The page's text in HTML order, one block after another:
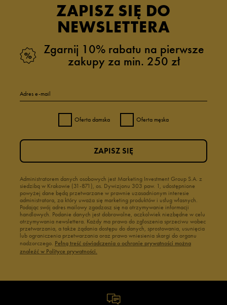
ZAPISZ SIĘ DO
NEWSLETTERA
Zgarnij 10% rabatu na pierwsze
zakupy za min. 250 zł
Adres e-mail
Oferta damska Oferta męska
Administratorem danych osobowych jest Marketing Investment Group S.A. z
siedzibą w Krakowie (31-871), os. Dywizjonu 303 paw. 1, udostępnione
powyżej dane będą przetwarzane w prawnie uzasadnionym interesie
administratora, za który uważa się marketing produktów i usług własnych.
Podając swój adres mailowy zgadzasz się na otrzymywanie informacji
handlowych. Podanie danych jest dobrowolne, aczkolwiek niezbędne w celu
otrzymywania newslettera. Każdy ma prawo do zgłoszenia sprzeciwu wobec
przetwarzania, a także żądania dostępu do danych, sprostowania, usunięcia
lub ograniczenia przetwarzania oraz prawo wniesienia skargi do organu
nadzorczego. Pełną treść oświadczenia o ochronie prywatności można
znaleźć w Polityce prywatności.
ZAPISZ SIĘ